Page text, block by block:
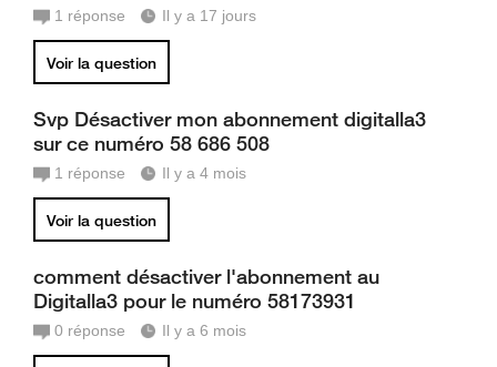
1 réponse Il y a 17 jours
Voir la question
Svp Désactiver mon abonnement digitalla3
sur ce numéro 58 686 508
1 réponse Il y a 4 mois
Voir la question
comment désactiver l'abonnement au
Digitalla3 pour le numéro 58173931
0 réponse Il y a 6 mois